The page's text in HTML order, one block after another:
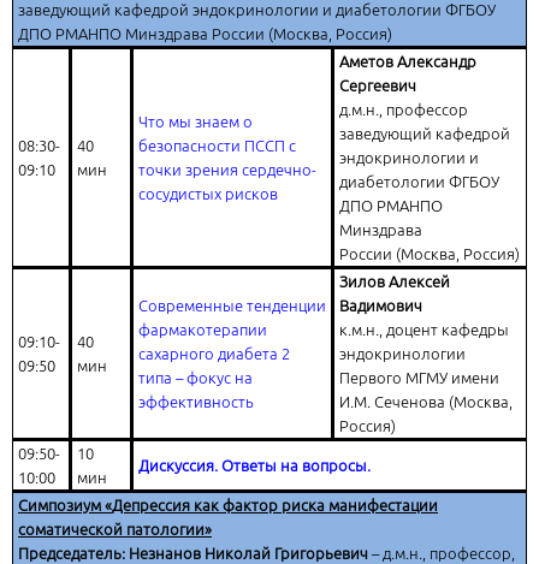
заведующий кафедрой эндокринологии и диабетологии ФГБОУ
ДПО РМАНПО Минздрава России (Москва, Россия)
08:30-
09:10
40
мин
Что мы знаем о
безопасности ПССП с
точки зрения сердечно-
сосудистых рисков
Аметов Александр
Сергеевич
д.м.н., профессор
заведующий кафедрой
эндокринологии и
диабетологии ФГБОУ
ДПО РМАНПО
Минздрава
России (Москва, Россия)
09:10-
09:50
40
мин
Современные тенденции
фармакотерапии
сахарного диабета 2
типа – фокус на
эффективность
Зилов Алексей
Вадимович
к.м.н., доцент кафедры
эндокринологии
Первого МГМУ имени
И.М. Сеченова (Москва,
Россия)
09:50-
10:00
10
мин
Дискуссия. Ответы на вопросы.
Симпозиум «Депрессия как фактор риска манифестации
соматической патологии»
Председатель: Незнанов Николай Григорьевич – д.м.н., профессор,